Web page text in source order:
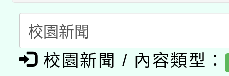
公告之原住民族歲時祭
一案。
兒童少年暑期犯罪預防
答一案
有關本府115年70歲以
人員健康講座「吃得安
本校115學年度第2次
校園新聞 / 內容類型：